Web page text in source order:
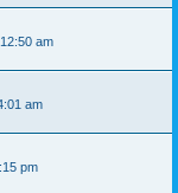
am
am
pm